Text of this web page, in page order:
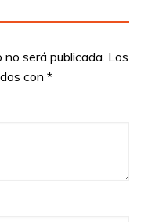
será publicada. Los
con *